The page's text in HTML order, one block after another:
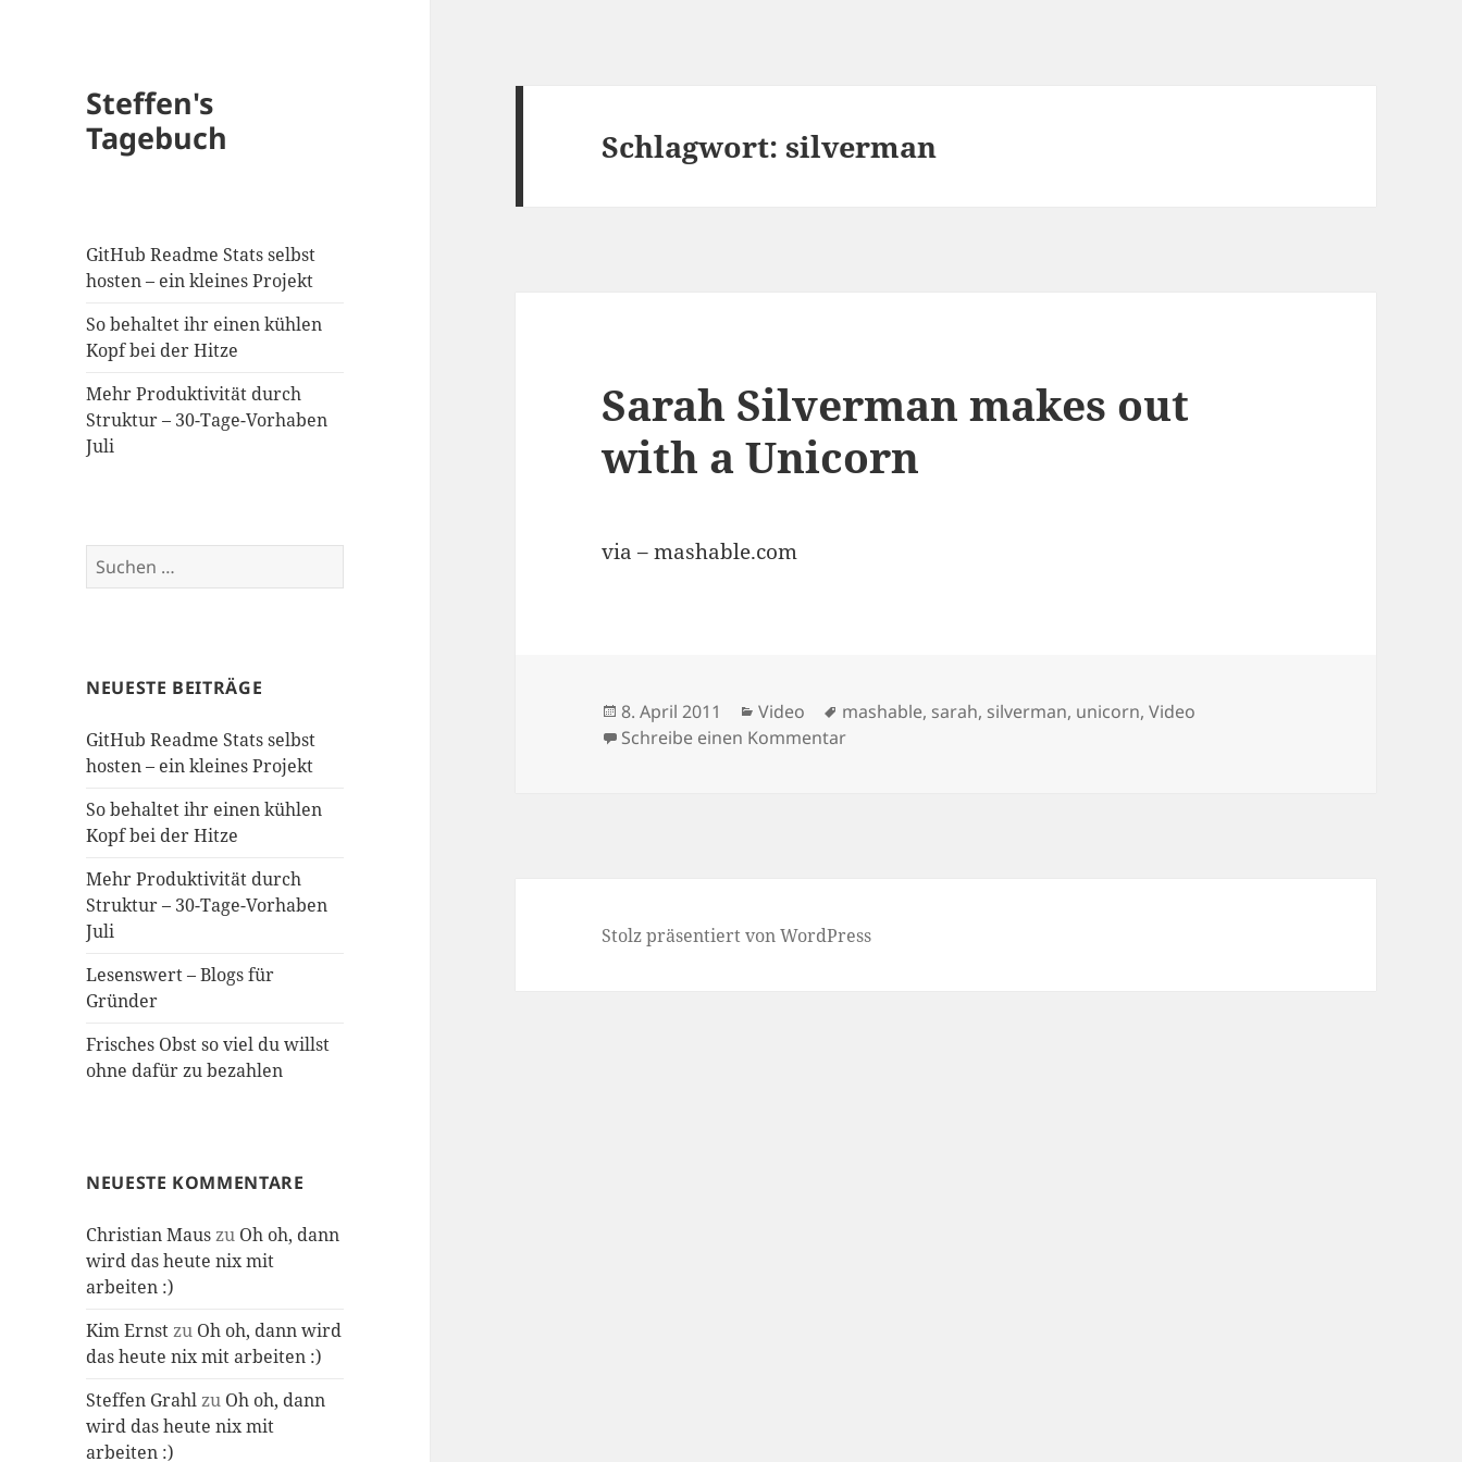
Steffen's
Tagebuch
GitHub Readme Stats selbst
hosten – ein kleines Projekt
So behaltet ihr einen kühlen
Kopf bei der Hitze
Mehr Produktivität durch
Struktur – 30-Tage-Vorhaben
Juli
Suchen
nach:
NEUESTE BEITRÄGE
GitHub Readme Stats selbst
hosten – ein kleines Projekt
So behaltet ihr einen kühlen
Kopf bei der Hitze
Mehr Produktivität durch
Struktur – 30-Tage-Vorhaben
Juli
Lesenswert – Blogs für
Gründer
Frisches Obst so viel du willst
ohne dafür zu bezahlen
NEUESTE KOMMENTARE
Christian Mauszu Oh oh, dann
wird das heute nix mit
arbeiten :)
Kim Ernstzu Oh oh, dann wird
das heute nix mit arbeiten :)
Steffen Grahlzu Oh oh, dann
wird das heute nix mit
arbeiten :)
Schlagwort:silverman
Sarah Silverman makes out
with a Unicorn
via – mashable.com
Veröffentlicht
am
8. April 2011 Kategorien
Video Schlagwörter
mashable, sarah, silverman, unicorn,Video
Schreibe einen Kommentarzu Sarah Silverman makes out with a Unicorn
Stolz präsentiert von WordPress